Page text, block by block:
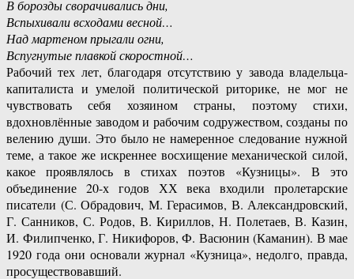
В борозды сворачивались дни,
Вспыхивали всходами весной…
Над мартеном прыгали огни,
Вспугнутые плавкой скоростной…
Рабочий тех лет, благодаря отсутствию у завода владельца-
капиталиста и умелой политической риторике, не мог не
чувствовать себя хозяином страны, поэтому стихи,
вдохновлённые заводом и рабочим содружеством, созданы по
велению души. Это было не намеренное следование нужной
теме, а такое же искреннее восхищение механической силой,
какое проявлялось в стихах поэтов «Кузницы». В это
объединение 20-х годов ХХ века входили пролетарские
писатели (С. Обрадович, М. Герасимов, В. Александровский,
Г. Санников, С. Родов, В. Кириллов, Н. Полетаев, В. Казин,
И. Филипченко, Г. Никифоров, Ф. Васюнин (Каманин). В мае
1920 года они основали журнал «Кузница», недолго, правда,
просуществовавший.